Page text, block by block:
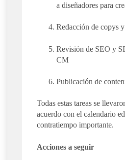
a diseñadores para
Redacción de copys
Revisión de SEO y
CM
Publicación de
Todas estas tareas se
acuerdo con el calendario
contratiempo importante.
Acciones a seguir